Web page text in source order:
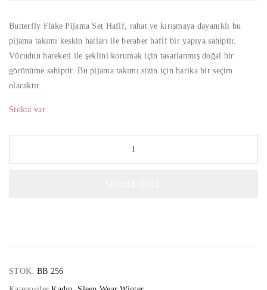
Butterfly Flake Pijama Set Hafif, rahat ve kırışmaya dayanıklı bu
pijama takımı keskin hatları ile beraber hafif bir yapıya sahiptir.
Vücudun hareketi ile şeklini korumak için tasarlanmış doğal bir
görünüme sahiptir. Bu pijama takımı sizin için harika bir seçim
olacaktır.
Stokta var
STOK: BB 256